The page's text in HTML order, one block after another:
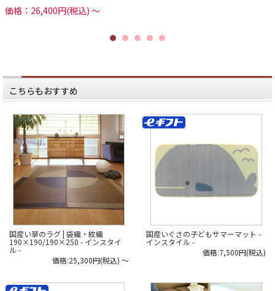
だからシックハウスの原因となる
ホルムアルデヒドや
うに
心地よく過ごすことができます。
今回ご紹介する「い草ラグ」は全19
柄。
シンプルでクラシックなものから、
モダンで華やかなデザインまで個性
豊か。
え、い草のラグでこんなデザインが
あるの！？
と驚かれるかもしれません。
大胆な模様を選べるのも、
畳でなく「ラグ」
だからこそかもしれませんね。
暮らしに「い草」を
取り入れてみませんか？
*****
日本いいもの屋公式LINEはじめまし
た。
友達登録で５００円OFFクーポンを
@iimonoya
*****
地域でものづくりはうまくいきませ
ん。
産地にとってとても意義があること
です。
草の
品質は、安価な海外製の製品などと
どのように”違う”のでしょうか…?
日本いいもの屋公式LINEはじめまし
た。
友達登録で５００円OFFクーポンを
プレゼント！
▽友だち登録はコチラから▽
@iimonoya
*****
▶︎取材記の続きは、商品画像リンク
から飛べる、商品ページの下部から
読めます！
▶︎または、日本いいもの屋トップペ
#日本いいもの屋 #丁寧な暮らし #暮
価格：26,400円(税込)～
こちらもおすすめ
国産い草のラグ | 袋織・紋織
190×190/190×250 - インスタイ
ル -
価格:25,300円(税込) ～
国産いぐさの子どもサマーマット -
インスタイル -
価格:7,500円(税込)